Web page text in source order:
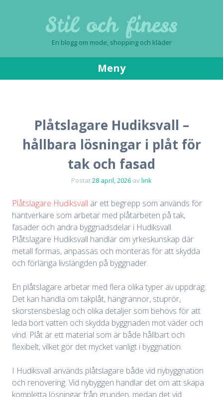
Stil och finess
En blogg om mode, shopping och kläder
Meny
Plåtslagare Hudiksvall –
hållbara lösningar i plåt för
tak och fasad
Postat28 april, 2026 avlink
Plåtslagare Hudiksvall är ett begrepp som används för
hantverkare som arbetar med plåtarbeten på tak,
fasader och andra byggnadsdelar i Hudiksvall.
Plåtslagare Hudiksvall handlar om yrkeskunskap där
metall formas, anpassas och monteras för att skydda
och förlänga livslängden på byggnader.
En plåtslagare arbetar med flera olika typer av uppdrag.
Det kan handla om takplåt, hängrännor, stuprör,
skorstensbeslag och olika detaljer som behövs för att
leda bort vatten och skydda byggnaden mot väder och
vind. Plåt är ett material som är både hållbart och
flexibelt, vilket gör det mycket vanligt i byggnation.
I Hudiksvall används plåtslagare både vid nybyggnation
och renovering. Vid nybyggen handlar det om att skapa
kompletta lösningar från grunden, medan det vid